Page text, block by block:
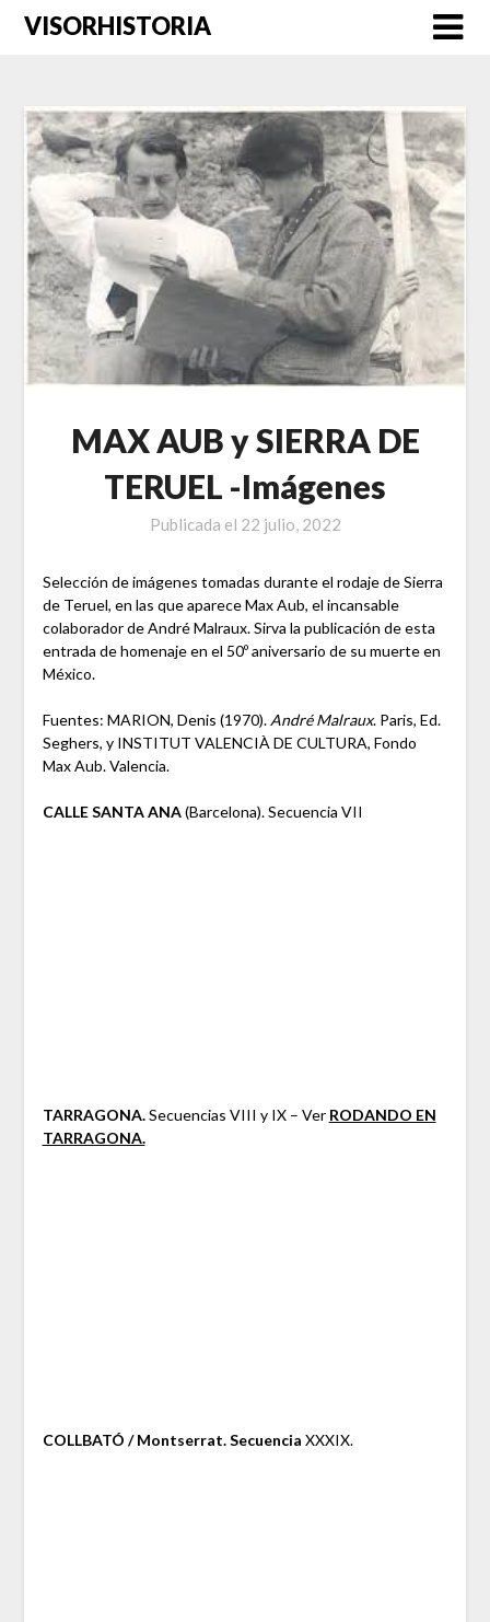
SaltarVISORHISTORIA
MAX AUB y SIERRA DE
TERUEL -Imágenes
Publicada el 22 julio, 2022
Selección de imágenes tomadas durante el rodaje de Sierra
de Teruel, en las que aparece Max Aub, el incansable
colaborador de André Malraux. Sirva la publicación de esta
entrada de homenaje en el 50º aniversario de su muerte en
México.
Fuentes: MARION, Denis (1970). André Malraux. Paris, Ed.
Seghers, y INSTITUT VALENCIÀ DE CULTURA, Fondo
Max Aub. Valencia.
CALLE SANTA ANA(Barcelona). Secuencia VII
TARRAGONA.Secuencias VIII y IX – Ver RODANDO EN
TARRAGONA.
COLLBATÓ / Montserrat. Secuencia XXXIX.